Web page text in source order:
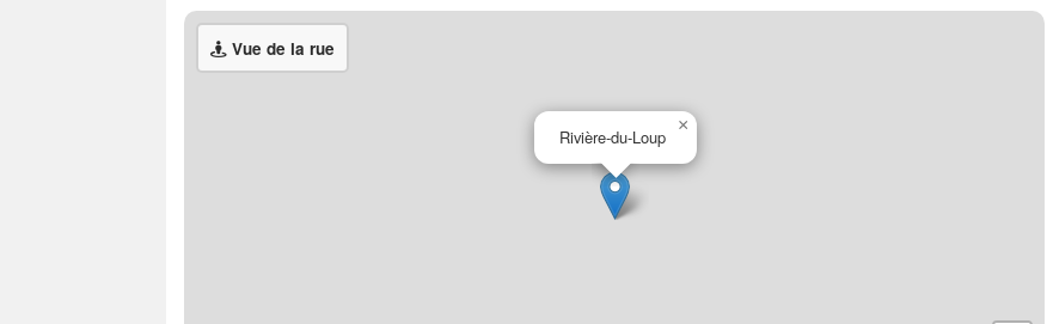
Vue de la rue
Rivière-du-Loup
×